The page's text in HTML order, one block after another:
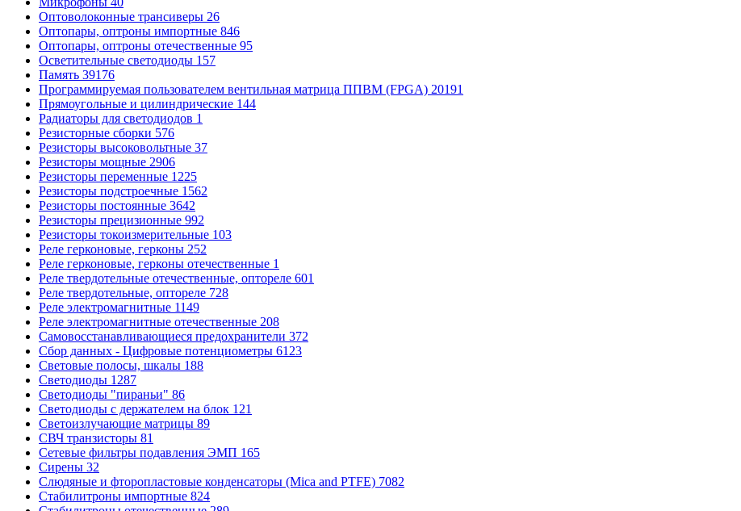
Оптоволоконные трансиверы 26
Оптопары, оптроны импортные 846
Оптопары, оптроны отечественные 95
Осветительные светодиоды 157
Память 39176
Программируемая пользователем вентильная матрица ППВМ (FPGA) 20191
Прямоугольные и цилиндрические 144
Радиаторы для светодиодов 1
Резисторные сборки 576
Резисторы высоковольтные 37
Резисторы мощные 2906
Резисторы переменные 1225
Резисторы подстроечные 1562
Резисторы постоянные 3642
Резисторы прецизионные 992
Резисторы токоизмерительные 103
Реле герконовые, герконы 252
Реле герконовые, герконы отечественные 1
Реле твердотельные отечественные, оптореле 601
Реле твердотельные, оптореле 728
Реле электромагнитные 1149
Реле электромагнитные отечественные 208
Самовосстанавливающиеся предохранители 372
Сбор данных - Цифровые потенциометры 6123
Световые полосы, шкалы 188
Светодиоды 1287
Светодиоды "пираньи" 86
Светодиоды с держателем на блок 121
Светоизлучающие матрицы 89
СВЧ транзисторы 81
Сетевые фильтры подавления ЭМП 165
Сирены 32
Слюдяные и фторопластовые конденсаторы (Mica and PTFE) 7082
Стабилитроны импортные 824